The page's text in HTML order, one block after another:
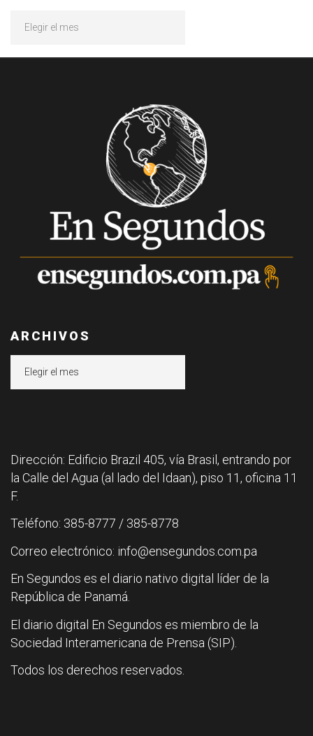
ARCHIVOS
Dirección: Edificio Brazil 405, vía Brasil, entrando por
la Calle del Agua (al lado del Idaan), piso 11, oficina 11
F.
Teléfono: 385-8777 / 385-8778
Correo electrónico: info@ensegundos.com.pa
En Segundos es el diario nativo digital líder de la
República de Panamá.
El diario digital En Segundos es miembro de la
Sociedad Interamericana de Prensa (SIP).
Todos los derechos reservados.